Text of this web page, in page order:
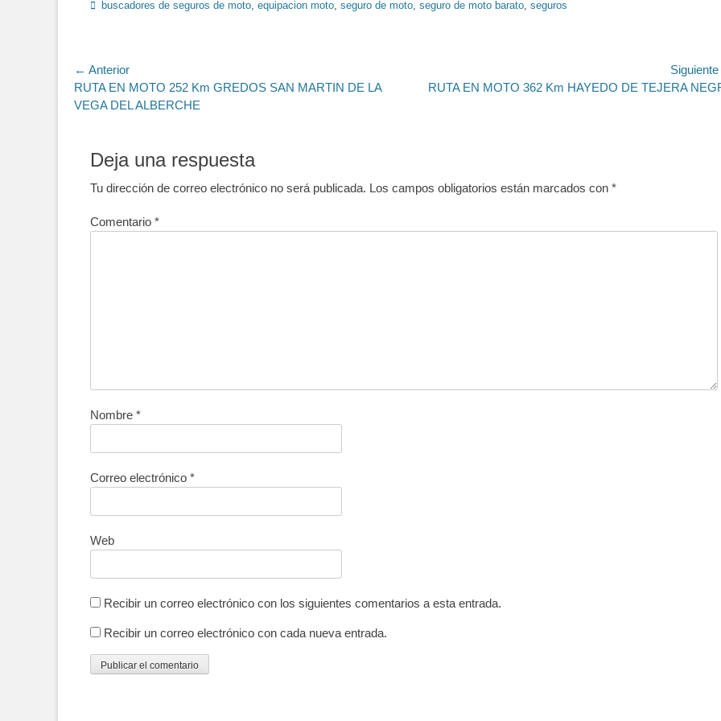
Etiquetas
buscadores de seguros de moto, equipacion moto, seguro de moto, seguro de moto barato, seguros
Navegación
de
← Anterior
Entrada
anterior:
RUTA EN MOTO 252 Km GREDOS SAN MARTIN DE LA
VEGA DEL ALBERCHE
EntradaRUTA EN MOTO 362 Km HAYEDO DE TEJERA
Deja una respuesta
Tu dirección de correo electrónico no será publicada. Los campos obligatorios están marcados con *
Comentario *
Nombre *
Correo electrónico *
Web
Recibir un correo electrónico con los siguientes comentarios a esta entrada.
Recibir un correo electrónico con cada nueva entrada.